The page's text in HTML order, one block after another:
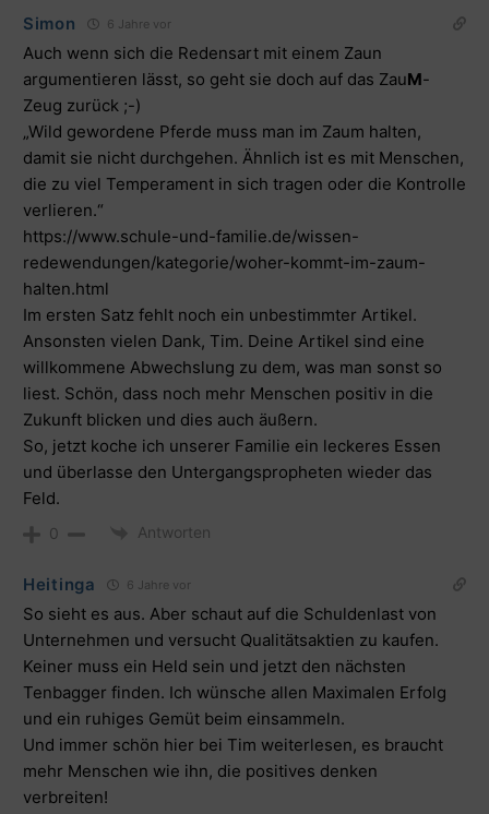
Simon 6 Jahre vor
Auch wenn sich die Redensart mit einem Zaun
argumentieren lässt, so geht sie doch auf das ZauM-
Zeug zurück ;-)
„Wild gewordene Pferde muss man im Zaum halten,
damit sie nicht durchgehen. Ähnlich ist es mit Menschen,
die zu viel Temperament in sich tragen oder die Kontrolle
verlieren.“
https://www.schule-und-familie.de/wissen-
redewendungen/kategorie/woher-kommt-im-zaum-
halten.html
Im ersten Satz fehlt noch ein unbestimmter Artikel.
Ansonsten vielen Dank, Tim. Deine Artikel sind eine
willkommene Abwechslung zu dem, was man sonst so
liest. Schön, dass noch mehr Menschen positiv in die
Zukunft blicken und dies auch äußern.
So, jetzt koche ich unserer Familie ein leckeres Essen
und überlasse den Untergangspropheten wieder das
Feld.
0 Antworten
Heitinga 6 Jahre vor
So sieht es aus. Aber schaut auf die Schuldenlast von
Unternehmen und versucht Qualitätsaktien zu kaufen.
Keiner muss ein Held sein und jetzt den nächsten
Tenbagger finden. Ich wünsche allen Maximalen Erfolg
und ein ruhiges Gemüt beim einsammeln.
Und immer schön hier bei Tim weiterlesen, es braucht
mehr Menschen wie ihn, die positives denken
verbreiten!